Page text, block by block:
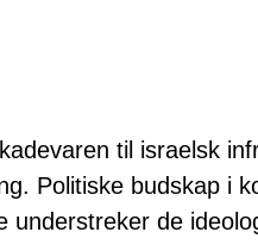
til israelsk
Politiske budskap i
de